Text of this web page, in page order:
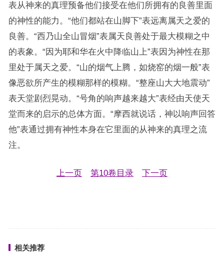
表从神来的真理预备他们接受在他们所拥有的良善里面
的神性的能力。“他们都站在山脚下”表远离属天之爱的
良善。“西乃山全山冒烟”表属天良善处于最大模糊之中
的表象。“因为耶和华在火中降临山上”表因为神性在那
里处于属天之爱。“山的烟气上腾，如烧窑的烟一般”表
像恶欲所产生的模糊那样的模糊。“整座山大大地震动”
表天堂剧烈晃动。“号角的响声越来越大”表经由天使天
堂而来的启示的总体方面。“摩西就说话，神以响声回答
他”表通过拥有神性本身在它里面的从神来的真理之流
注。
上一页 第10卷目录 下一页
相关推荐